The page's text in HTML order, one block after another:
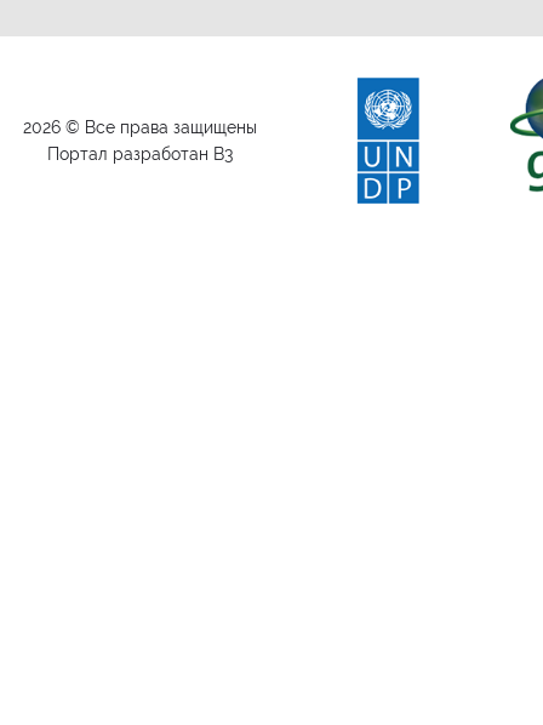
2026 © Все права защищены
Портал разработан B3